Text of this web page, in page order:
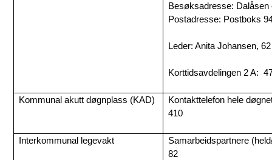
Besøksadresse: Dalåsen
Postadresse: Postboks
Leder: Anita Johansen,
Korttidsavdelingen 2 A:
Kommunal akutt døgnplass (KAD)
Kontakttelefon hele
410
Interkommunal legevakt
Samarbeidspartnere
82